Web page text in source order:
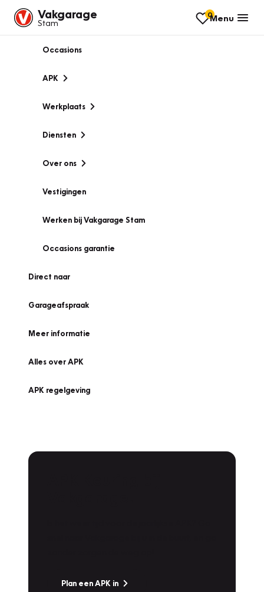
Vakgarage
Stam
0Menu
Occasions
APK
Werkplaats
Diensten
Over ons
Vestigingen
Werken bij Vakgarage Stam
Occasions garantie
Direct naar
Garageafspraak
Meer informatie
Alles over APK
APK regelgeving
Plan een APK in